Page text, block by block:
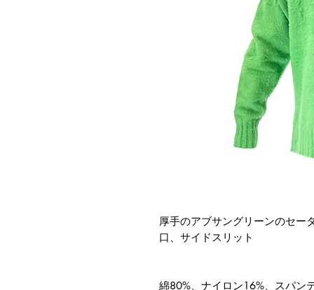
厚手のアブサングリーンのセー
口、サイドスリット
綿80%、ナイロン16%、スパン